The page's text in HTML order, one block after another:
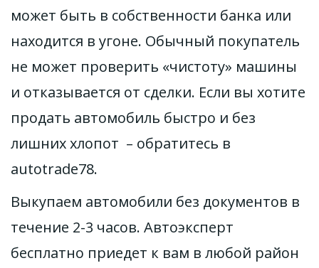
может быть в собственности банка или
находится в угоне. Обычный покупатель
не может проверить «чистоту» машины
и отказывается от сделки. Если вы хотите
продать автомобиль быстро и без
лишних хлопот  – обратитесь в
autotrade78.
Выкупаем автомобили без документов в
течение 2-3 часов. Автоэксперт
бесплатно приедет к вам в любой район